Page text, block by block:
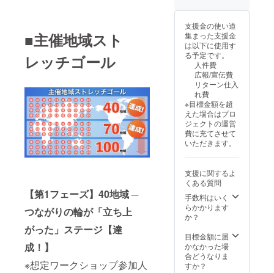
■主催地域スト
レッチゴール
【第1フェーズ】40地域 ─
つながりの輪が「立ち上
がった」ステージ【達
成！】
※想定ワークショップ参加人
ん。
なあな
たに】
・ス
ター
シード
として
の本当
めを果
たした
い ・こ
れから
の地球
と宇宙
る新し
い意識
を開き
たい ・
長線で
はな
い、次
で自由
る意識
を開き
たい方
・魂で
つなが
る真実
のパー
や仲間
と出会
いたい
方 ・迷
いや不
安に振
れず、
直感で
人生を
動かし
に合わ
せず、
魂の導
して自
由にな
るコ
ミュニ
ティ
（仮）
」
okグ
ループ
（3ヶ月
間） ・
堀内恭
る特別
ワーク
ショッ
り解放
ワーク
いを明
確にす
るワー
す。 ■
リター
ン詳細
・堀内
恭隆と
のSNS
ライブ
配信出
演権
（Face
bookま
たは
Instagr
am） ・
対談
テーマ
例：願
望実現
法、感
情マネ
ジメン
内の人
生経験
や裏話
は、AI
を使い
ながら
も「あ
なたに
しか書
けな
い」魂
が宿っ
た文章
やコン
テンツ
を作る
具体的
な方法
を学
び、あ
なた自
身の発
信力や
影響力
ができ
ます。
AIやラ
し、実
現する
力を高
められ
る ま
た、コ
ミュニ
ティに
参加し
て自身
の願い
や夢も
叶える
サポー
トを受
けるこ
とがで
きま
す。 ■
リター
ン内容
斉怒り
解放
ワーク
人々の
豊かに
できる
・あな
た自身
が感謝
され、
喜ば
とのつ
ながり
が深ま
る ・主
催を通
じて自
いや想
いを明
確に
し、実
められ
る ま
た、コ
てより
で充実
した場
を一緒
に創造
しま
しょ
う。 運
ムに参
加する
こと
で、コ
ミュニ
ティ形
画立案
など、
多くの
人を動
かす経
身のス
キル
アップ
にも繋
クエン
── その
すべて
を「コ
ンテン
ツ」で
設計・
構築し
く、圧
倒的な
仕組み
づくり
です。
たとえ
籍を手
にした
読者の
10%以
上が、
メルマ
ガに登
録。 さ
らにそ
支援金の使い道
集まった支援金
は以下に使用す
る予定です。
人件費
広報/宣伝費
リターン仕入
れ費
※目標金額を超
えた場合はプロ
ジェクトの運営
費に充てさせて
いただきます。
支援に関するよ
くある質問
手数料はいく
らかかります
か？
目標金額に届
かなかった場
合どうなりま
すか？